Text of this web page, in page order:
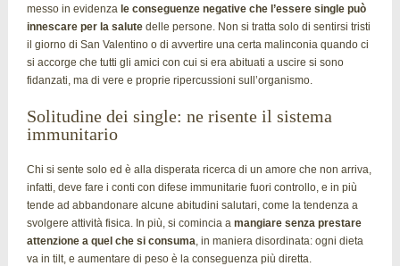
messo in evidenzale conseguenze negative che l’essere single può
innescare per la salute delle persone. Non si tratta solo di sentirsi tristi
il giorno di San Valentino o di avvertire una certa malinconia quando ci
si accorge che tutti gli amici con cui si era abituati a uscire si sono
fidanzati, ma di vere e proprie ripercussioni sull’organismo.
Solitudine dei single: ne risente il sistema
immunitario
Chi si sente solo ed è alla disperata ricerca di un amore che non arriva,
infatti, deve fare i conti con difese immunitarie fuori controllo, e in più
tende ad abbandonare alcune abitudini salutari, come la tendenza a
svolgere attività fisica. In più, si comincia amangiare senza prestare
attenzione a quel che si consuma , in maniera disordinata: ogni dieta
va in tilt, e aumentare di peso è la conseguenza più diretta.